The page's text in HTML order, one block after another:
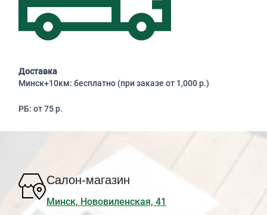
Доставка
Минск+10км: бесплатно (при заказе от 1,000 р.)
РБ: от 75 р.
Салон-магазин
Минск, Нововиленская, 41